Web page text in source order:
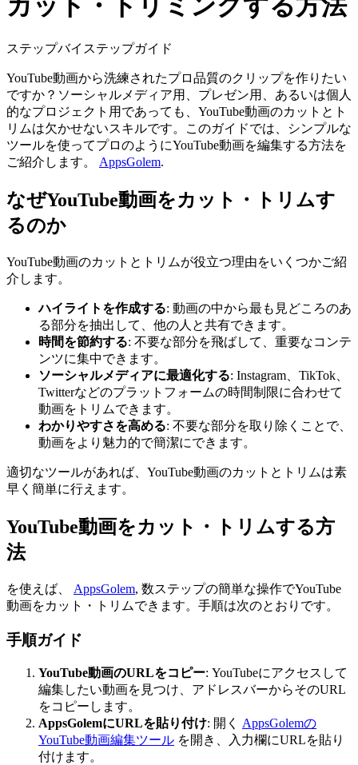
ステップバイステップガイド
YouTube動画から洗練されたプロ品質のクリップを作りたい
ですか？ソーシャルメディア用、プレゼン用、あるいは個人
的なプロジェクト用であっても、YouTube動画のカットとト
リムは欠かせないスキルです。このガイドでは、シンプルな
ツールを使ってプロのようにYouTube動画を編集する方法を
ご紹介します。 AppsGolem.
なぜYouTube動画をカット・トリムす
るのか
YouTube動画のカットとトリムが役立つ理由をいくつかご紹
介します。
ハイライトを作成する: 動画の中から最も見どころのあ
る部分を抽出して、他の人と共有できます。
時間を節約する: 不要な部分を飛ばして、重要なコンテ
ンツに集中できます。
ソーシャルメディアに最適化する: Instagram、TikTok、
Twitterなどのプラットフォームの時間制限に合わせて
動画をトリムできます。
わかりやすさを高める: 不要な部分を取り除くことで、
動画をより魅力的で簡潔にできます。
適切なツールがあれば、YouTube動画のカットとトリムは素
早く簡単に行えます。
YouTube動画をカット・トリムする方
法
を使えば、 AppsGolem, 数ステップの簡単な操作でYouTube
動画をカット・トリムできます。手順は次のとおりです。
手順ガイド
YouTube動画のURLをコピー: YouTubeにアクセスして
編集したい動画を見つけ、アドレスバーからそのURL
をコピーします。
AppsGolemにURLを貼り付け: 開く AppsGolemの
YouTube動画編集ツール を開き、入力欄にURLを貼り
付けます。